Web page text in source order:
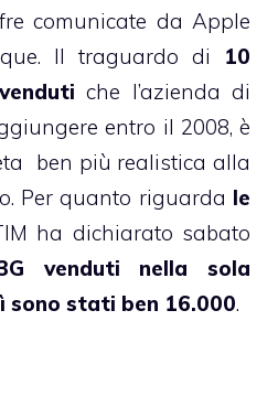
comunicate da Apple
Il traguardo di 10
che l’azienda di
entro il 2008, è
ben più realistica alla
Per quanto riguarda le
ha dichiarato sabato
venduti nella sola
sono stati ben 16.000.